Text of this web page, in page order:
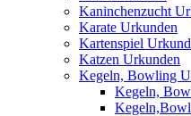
Kaninchenzucht
Karate Urkunden
Kartenspiel
Katzen Urkunden
Kegeln, Bowling
Kegeln,